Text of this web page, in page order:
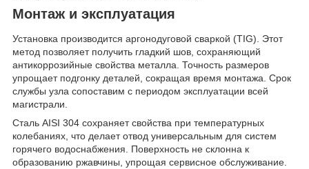
Монтаж и эксплуатация
Установка производится аргонодуговой сваркой (TIG). Этот
метод позволяет получить гладкий шов, сохраняющий
антикоррозийные свойства металла. Точность размеров
упрощает подгонку деталей, сокращая время монтажа. Срок
службы узла сопоставим с периодом эксплуатации всей
магистрали.
Сталь AISI 304 сохраняет свойства при температурных
колебаниях, что делает отвод универсальным для систем
горячего водоснабжения. Поверхность не склонна к
образованию ржавчины, упрощая сервисное обслуживание.